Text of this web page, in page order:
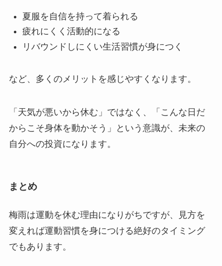
夏服を自信を持って着られる
疲れにくく活動的になる
リバウンドしにくい生活習慣が身につく
など、多くのメリットを感じやすくなります。
「天気が悪いから休む」ではなく、「こんな日だ
からこそ身体を動かそう」という意識が、未来の
自分への投資になります。
まとめ
梅雨は運動を休む理由になりがちですが、見方を
変えれば運動習慣を身につける絶好のタイミング
でもあります。